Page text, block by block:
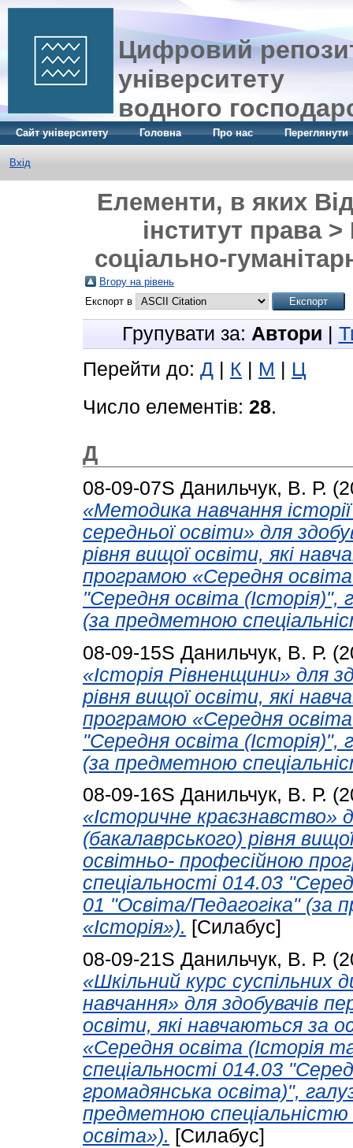
Цифровий
університету
водного
Сайт університету Головна Про нас Переглянути
Вхід
Елементи, в яких
інститут права
соціально-
Вгору на рівень
Експорт в
Групувати за: Автори
Перейти до: Д К М
Ц
Число елементів: 28.
Д
08-09-07S Данильчук, В. Р.
«Методика навчання
середньої освіти» для
рівня вищої освіти, які
програмою «Середня освіта
"Середня освіта (Історія)",
(за предметною
08-09-15S Данильчук, В. Р.
«Історія Рівненщини» для
рівня вищої освіти, які
програмою «Середня освіта
"Середня освіта (Історія)",
(за предметною
08-09-16S Данильчук, В. Р.
«Історичне краєзнавство»
(бакалаврського) рівня
освітньо- професійною
спеціальності 014.03
01 "Освіта/Педагогіка" (за
«Історія»). [Силабус]
08-09-21S Данильчук, В. Р.
«Шкільний курс суспільних
навчання» для здобувачів
освіти, які навчаються за
«Середня освіта (Історія
спеціальності 014.03
громадянська освіта)",
предметною спеціальністю
освіта»). [Силабус]